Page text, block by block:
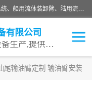
连云港深达石化装备有限公司是从事定量装车系统、船用流体装卸臂、陆用流体装卸臂（鹤管）、活动梯、钢构平台等全系列流体装卸设备的设计、制造、销售以及服务的专业供应商。公司始终以客户为中心，密切跟踪国内外油气储运及装卸设备先进技术的发展，以先进的技术、优质的产品、一流的服务，满足客户需求。
有限公司
专业从事流体装卸设备生产,提供全面解决方案，生产与定制服务
尾输油臂定制 输油臂安装